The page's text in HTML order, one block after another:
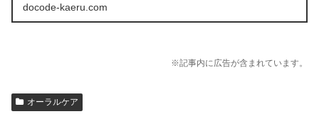
docode-kaeru.com
※記事内に広告が含まれています。
オーラルケア